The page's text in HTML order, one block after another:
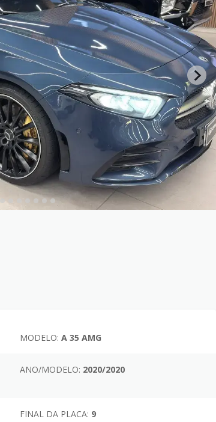
MODELO: A 35 AMG
ANO/MODELO: 2020/2020
FINAL DA PLACA: 9